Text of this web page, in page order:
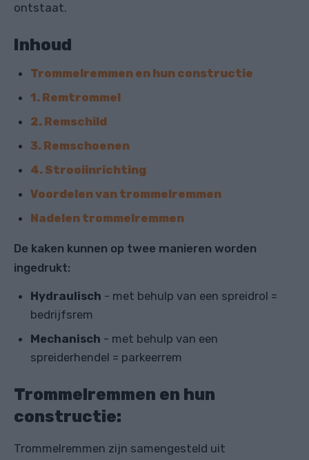
ontstaat.
Inhoud
Trommelremmen en hun constructie
1. Remtrommel
2. Remschild
3. Remschoenen
4. Strooiinrichting
Voordelen van trommelremmen
Nadelen trommelremmen
De kaken kunnen op twee manieren worden
ingedrukt:
Hydraulisch - met behulp van een spreidrol =
bedrijfsrem
Mechanisch - met behulp van een
spreiderhendel = parkeerrem
Trommelremmen en hun
constructie:
Trommelremmen zijn samengesteld uit